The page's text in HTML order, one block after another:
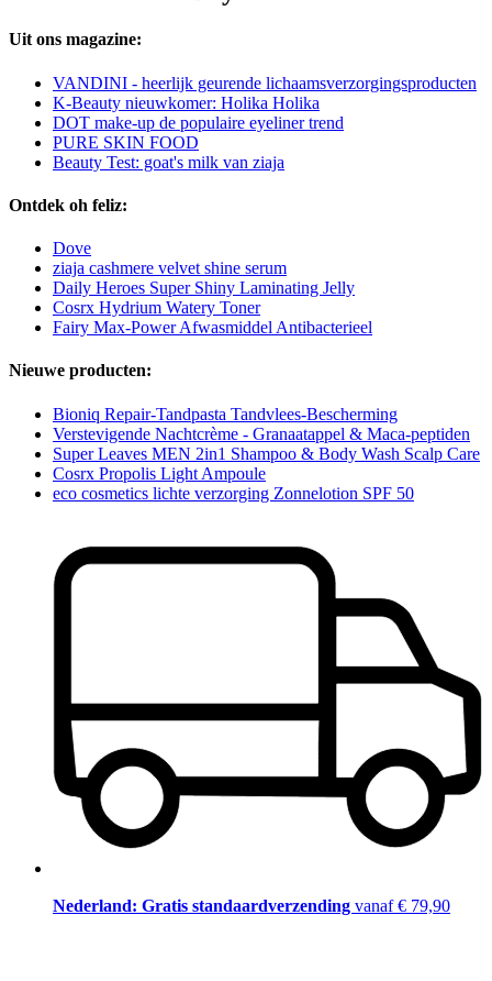
Uit ons magazine:
VANDINI - heerlijk geurende lichaamsverzorgingsproducten
K-Beauty nieuwkomer: Holika Holika
DOT make-up de populaire eyeliner trend
PURE SKIN FOOD
Beauty Test: goat's milk van ziaja
Ontdek oh feliz:
Dove
ziaja cashmere velvet shine serum
Daily Heroes Super Shiny Laminating Jelly
Cosrx Hydrium Watery Toner
Fairy Max-Power Afwasmiddel Antibacterieel
Nieuwe producten:
Bioniq Repair-Tandpasta Tandvlees-Bescherming
Verstevigende Nachtcrème - Granaatappel & Maca-peptiden
Super Leaves MEN 2in1 Shampoo & Body Wash Scalp Care
Cosrx Propolis Light Ampoule
eco cosmetics lichte verzorging Zonnelotion SPF 50
Nederland: Gratis standaardverzending vanaf € 79,90